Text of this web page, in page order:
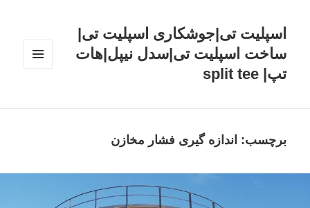
اسپلیت تی|جوشکاری اسپلیت تی|
ساخت اسپلیت تی|سدل نیپل|هات
تپ| split tee
برچسب: اندازه گیری فشار مخازن